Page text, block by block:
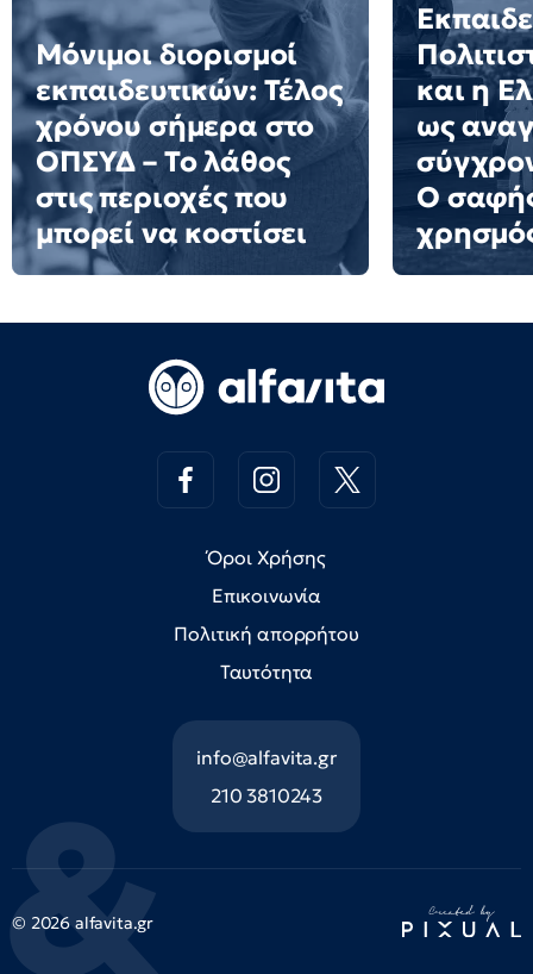
Μόνιμοι διορισμοί
εκπαιδευτικών: Τέλος
χρόνου σήμερα στο
ΟΠΣΥΔ – Το λάθος
στις περιοχές που
μπορεί να κοστίσει
και η
ως
Ο
Όροι Χρήσης
Επικοινωνία
Πολιτική απορρήτου
Ταυτότητα
info@alfavita.gr
210 3810243
© 2026 alfavita.gr